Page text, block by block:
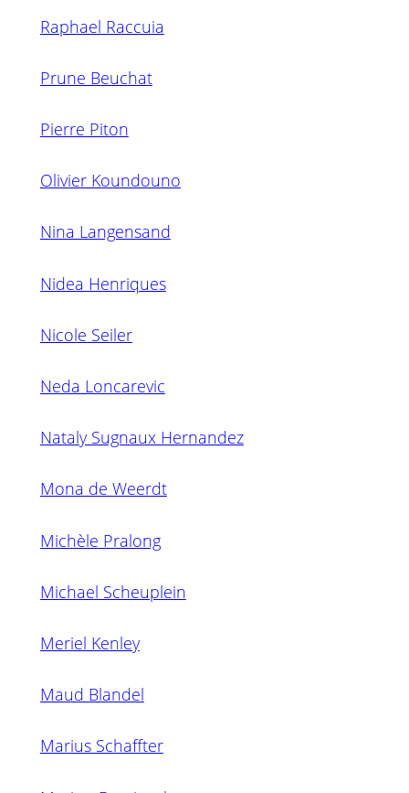
Raphael Raccuia
Prune Beuchat
Pierre Piton
Olivier Koundouno
Nina Langensand
Nidea Henriques
Nicole Seiler
Neda Loncarevic
Nataly Sugnaux Hernandez
Mona de Weerdt
Michèle Pralong
Michael Scheuplein
Meriel Kenley
Maud Blandel
Marius Schaffter